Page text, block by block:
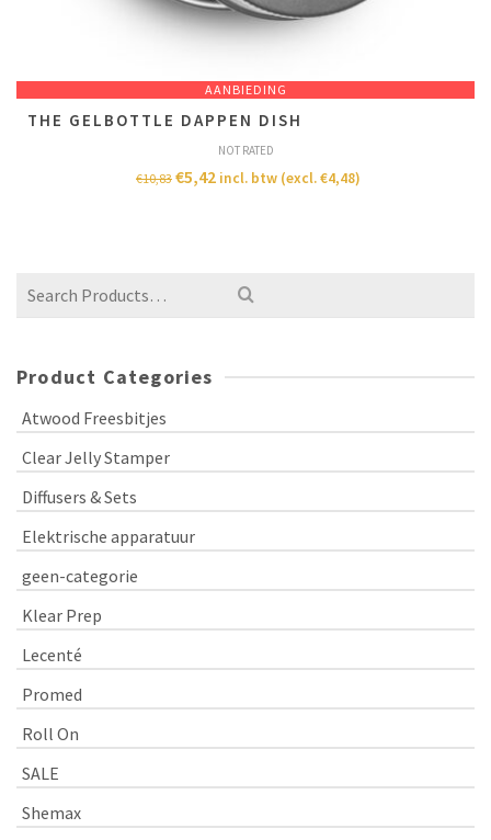
AANBIEDING
THE GELBOTTLE DAPPEN DISH
NOT RATED
€10,83 €5,42 incl. btw (excl.€4,48)
Product Categories
Atwood Freesbitjes
Clear Jelly Stamper
Diffusers & Sets
Elektrische apparatuur
geen-categorie
Klear Prep
Lecenté
Promed
Roll On
SALE
Shemax